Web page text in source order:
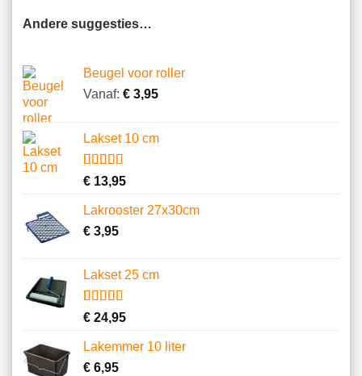
Andere suggesties…
Beugel voor roller
Vanaf: €3,95
Lakset 10 cm
Gewaardeerd
op 5
gebaseerd
op
5
klantbeoordelingen
€13,95
Lakrooster 27x30cm
€3,95
Lakset 25 cm
Gewaardeerd
op 5
gebaseerd
op
2
klantbeoordelingen
€24,95
Lakemmer 10 liter
€6,95